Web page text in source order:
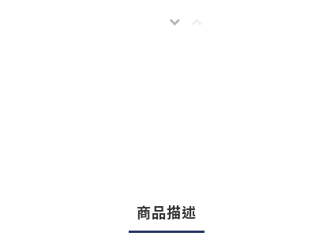
商品描述